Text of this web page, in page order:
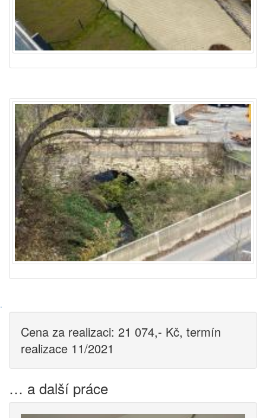
·
Cena za realizaci: 21 074,- Kč, termín
realizace 11/2021
… a další práce